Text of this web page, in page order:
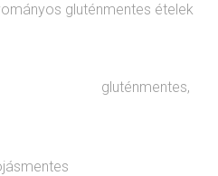
gluténmentes ételek
gluténmentes,